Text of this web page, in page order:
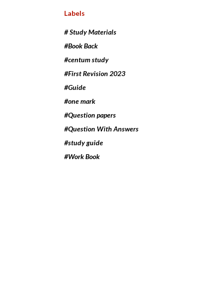
Labels
# Study Materials
#Book Back
#centum study
#First Revision 2023
#Guide
#one mark
#Question papers
#Question With Answers
#study guide
#Work Book